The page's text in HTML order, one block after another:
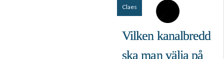
Claes
Vilken kanalbredd
ska man välja på